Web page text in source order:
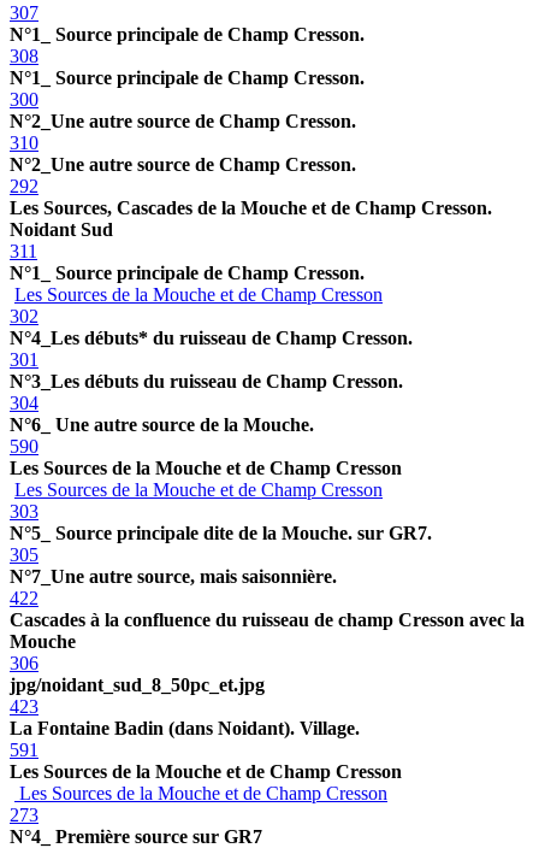
307
N°1_ Source principale de Champ Cresson.
308
N°1_ Source principale de Champ Cresson.
300
N°2_Une autre source de Champ Cresson.
310
N°2_Une autre source de Champ Cresson.
292
Les Sources, Cascades de la Mouche et de Champ Cresson.
Noidant Sud
311
N°1_ Source principale de Champ Cresson.
Les Sources de la Mouche et de Champ Cresson
302
N°4_Les débuts* du ruisseau de Champ Cresson.
301
N°3_Les débuts du ruisseau de Champ Cresson.
304
N°6_ Une autre source de la Mouche.
590
Les Sources de la Mouche et de Champ Cresson
Les Sources de la Mouche et de Champ Cresson
303
N°5_ Source principale dite de la Mouche. sur GR7.
305
N°7_Une autre source, mais saisonnière.
422
Cascades à la confluence du ruisseau de champ Cresson avec la
Mouche
306
jpg/noidant_sud_8_50pc_et.jpg
423
La Fontaine Badin (dans Noidant). Village.
591
Les Sources de la Mouche et de Champ Cresson
Les Sources de la Mouche et de Champ Cresson
273
N°4_ Première source sur GR7